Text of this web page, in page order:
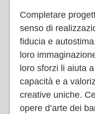
Completare
senso di
fiducia e
loro
loro sforzi li aiuta
capacità e a
creative uniche.
opere d’arte dei